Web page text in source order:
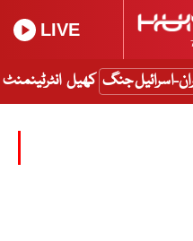
LIVE
اسرائیل جنگ کھیل انٹرٹینمنٹ